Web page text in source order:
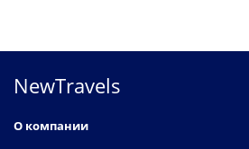
NewTravels
О компании